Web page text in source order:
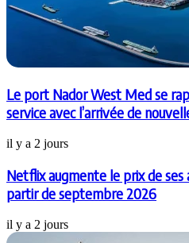
Le port Nador West Med se
service avec l’arrivée de
il y a 2 jours
Netflix augmente le prix de ses
partir de septembre 2026
il y a 2 jours